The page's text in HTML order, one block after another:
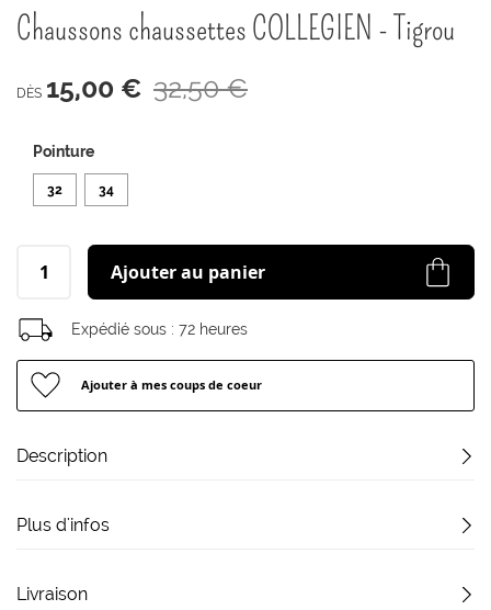
de
d’images
Chaussons chaussettes COLLEGIEN - Tigrou
DÈS 15,00 € 32,50 €
Pointure
32 34
Ajouter au panier
Expédié sous : 72 heures
Ajouter à mes coups de coeur
Description
Plus d'infos
Livraison